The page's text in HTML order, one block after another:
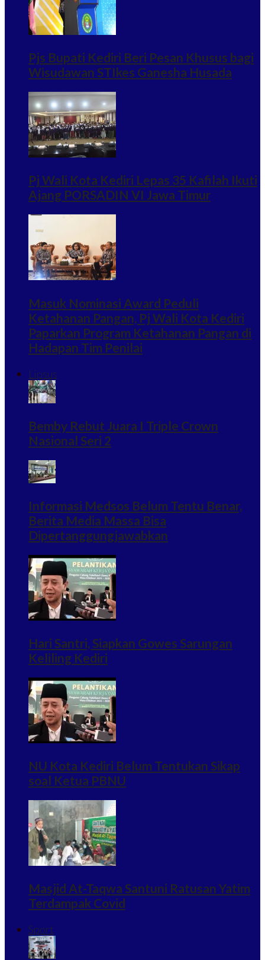
Pjs Bupati Kediri Beri Pesan Khusus bagi
Wisudawan STIkes Ganesha Husada
Pj Wali Kota Kediri Lepas 35 Kafilah Ikuti
Ajang PORSADIN VI Jawa Timur
Masuk Nominasi Award Peduli
Ketahanan Pangan, Pj Wali Kota Kediri
Paparkan Program Ketahanan Pangan di
Hadapan Tim Penilai
Lipsus
Bemby Rebut Juara I Triple Crown
Nasional Seri 2
Informasi Medsos Belum Tentu Benar,
Berita Media Massa Bisa
Dipertanggungjawabkan
Hari Santri, Siapkan Gowes Sarungan
Keliling Kediri
NU Kota Kediri Belum Tentukan Sikap
soal Ketua PBNU
Masjid At-Taqwa Santuni Ratusan Yatim
Terdampak Covid
Sport